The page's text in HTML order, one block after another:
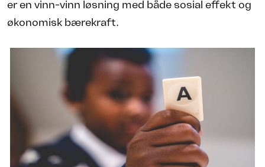
er en vinn-vinn løsning med både sosial effekt og
økonomisk bærekraft.